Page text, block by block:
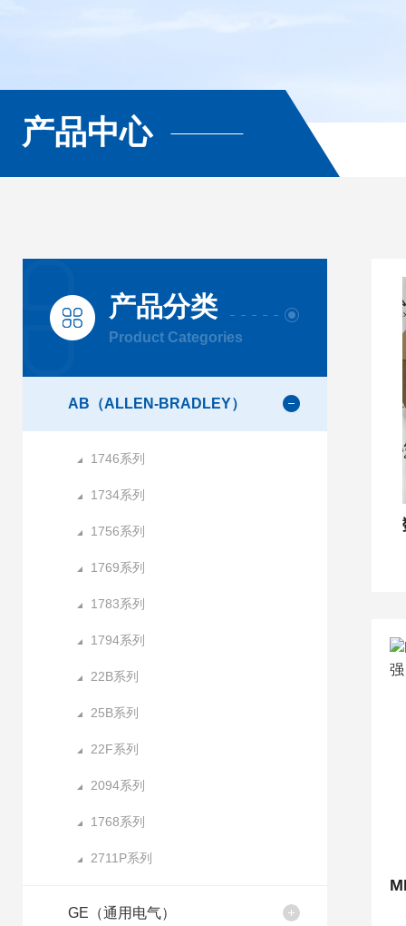
产品中心
产品分类
Product Categories
AB（ALLEN-BRADLEY）
1746系列
1734系列
1756系列
1769系列
1783系列
1794系列
22B系列
25B系列
22F系列
2094系列
1768系列
2711P系列
GE（通用电气）